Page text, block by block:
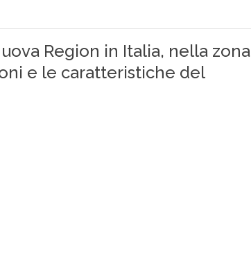
Region in Italia, nella zona
e le caratteristiche del